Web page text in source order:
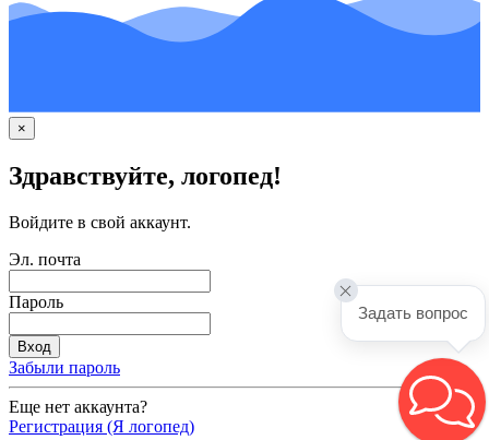
×
Здравствуйте, логопед!
Войдите в свой аккаунт.
Эл. почта
Пароль
Забыли пароль
Еще нет аккаунта?
Регистрация (Я логопед)
Задать вопрос